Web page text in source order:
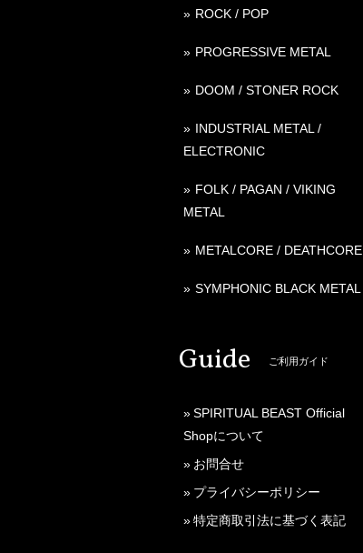
ROCK / POP
PROGRESSIVE METAL
DOOM / STONER ROCK
INDUSTRIAL METAL /
ELECTRONIC
FOLK / PAGAN / VIKING
METAL
METALCORE / DEATHCORE
SYMPHONIC BLACK METAL
Guide ご利用ガイド
SPIRITUAL BEAST Official
Shopについて
お問合せ
プライバシーポリシー
特定商取引法に基づく表記